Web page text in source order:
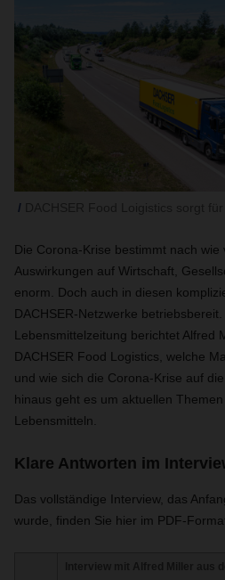
Die Corona-Krise bestimmt nach wie
Auswirkungen auf Wirtschaft,
enorm. Doch auch in diesen
DACHSER-Netzwerke
Lebensmittelzeitung berichtet Alfred
DACHSER Food Logistics, welche
und wie sich die Corona-Krise auf
hinaus geht es um aktuellen
Lebensmitteln.
Klare Antworten im
Das vollständige Interview, das
wurde, finden Sie hier im PDF-